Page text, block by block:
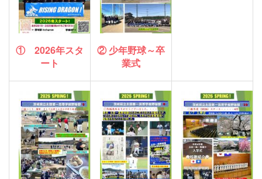
① 2026年スタ
ート
② 少年野球～卒
業式